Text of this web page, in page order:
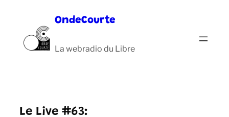
contenu
OndeCourte
La webradio du Libre
Le Live #63: